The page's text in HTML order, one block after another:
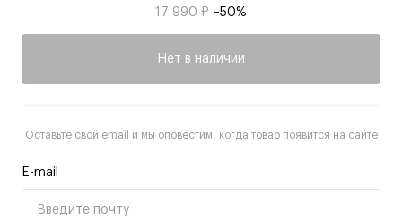
17 990 ₽ –50%
Нет в наличии
Оставьте свой email и мы оповестим, когда товар появится на сайте
E-mail